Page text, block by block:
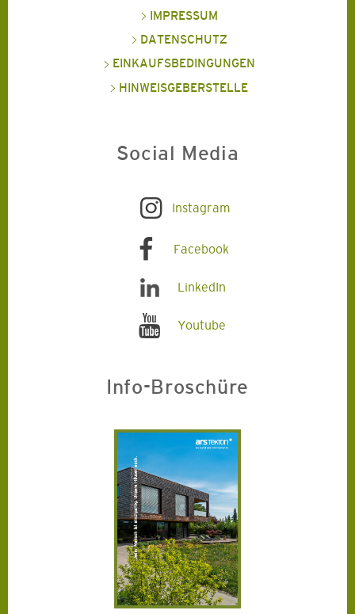
IMPRESSUM
DATENSCHUTZ
EINKAUFSBEDINGUNGEN
HINWEISGEBERSTELLE
Social Media
Instagram
Facebook
LinkedIn
Youtube
Info-Broschüre